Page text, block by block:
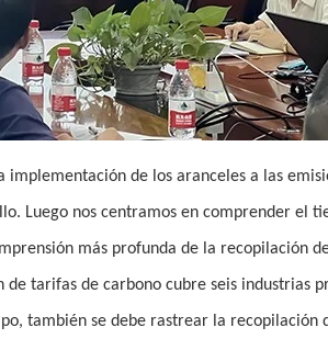
de los aranceles a las
Luego nos centramos en comprender el
más profunda de la recopilación
tarifas de carbono cubre seis industrias
también se debe rastrear la recopilación